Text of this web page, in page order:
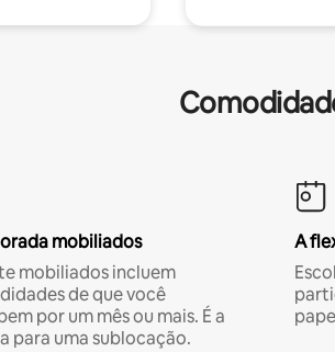
mobiliados
mobiliados incluem
de que você
por um mês ou mais. É a
para uma sublocação.
A